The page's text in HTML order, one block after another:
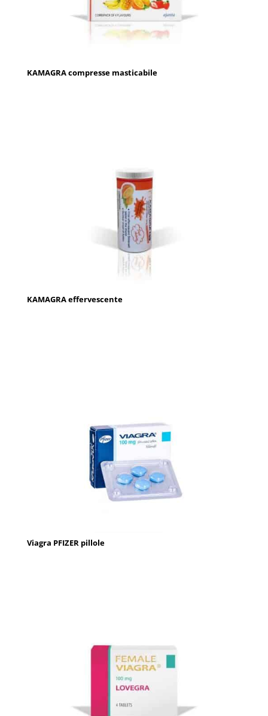
KAMAGRA compresse masticabile
KAMAGRA effervescente
Viagra PFIZER pillole